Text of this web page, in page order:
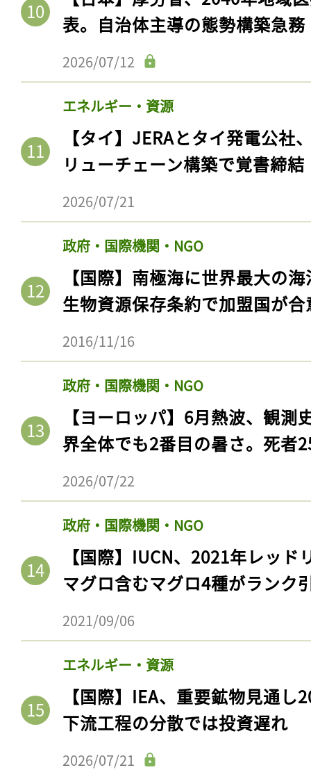
表。自治体主導の態勢構築急務
2026/07/12
エネルギー・資源
【タイ】JERAとタイ発電公社
リューチェーン構築で覚書締結
2026/07/21
政府・国際機関・NGO
【国際】南極海に世界最大の
生物資源保存条約で加盟国が合
2016/11/16
政府・国際機関・NGO
【ヨーロッパ】6月熱波、観
界全体でも2番目の暑さ。死者
2026/07/22
政府・国際機関・NGO
【国際】IUCN、2021年レッ
マグロ含むマグロ4種がランク
2021/09/06
エネルギー・資源
【国際】IEA、重要鉱物見通
下流工程の分散では投資遅れ
2026/07/21